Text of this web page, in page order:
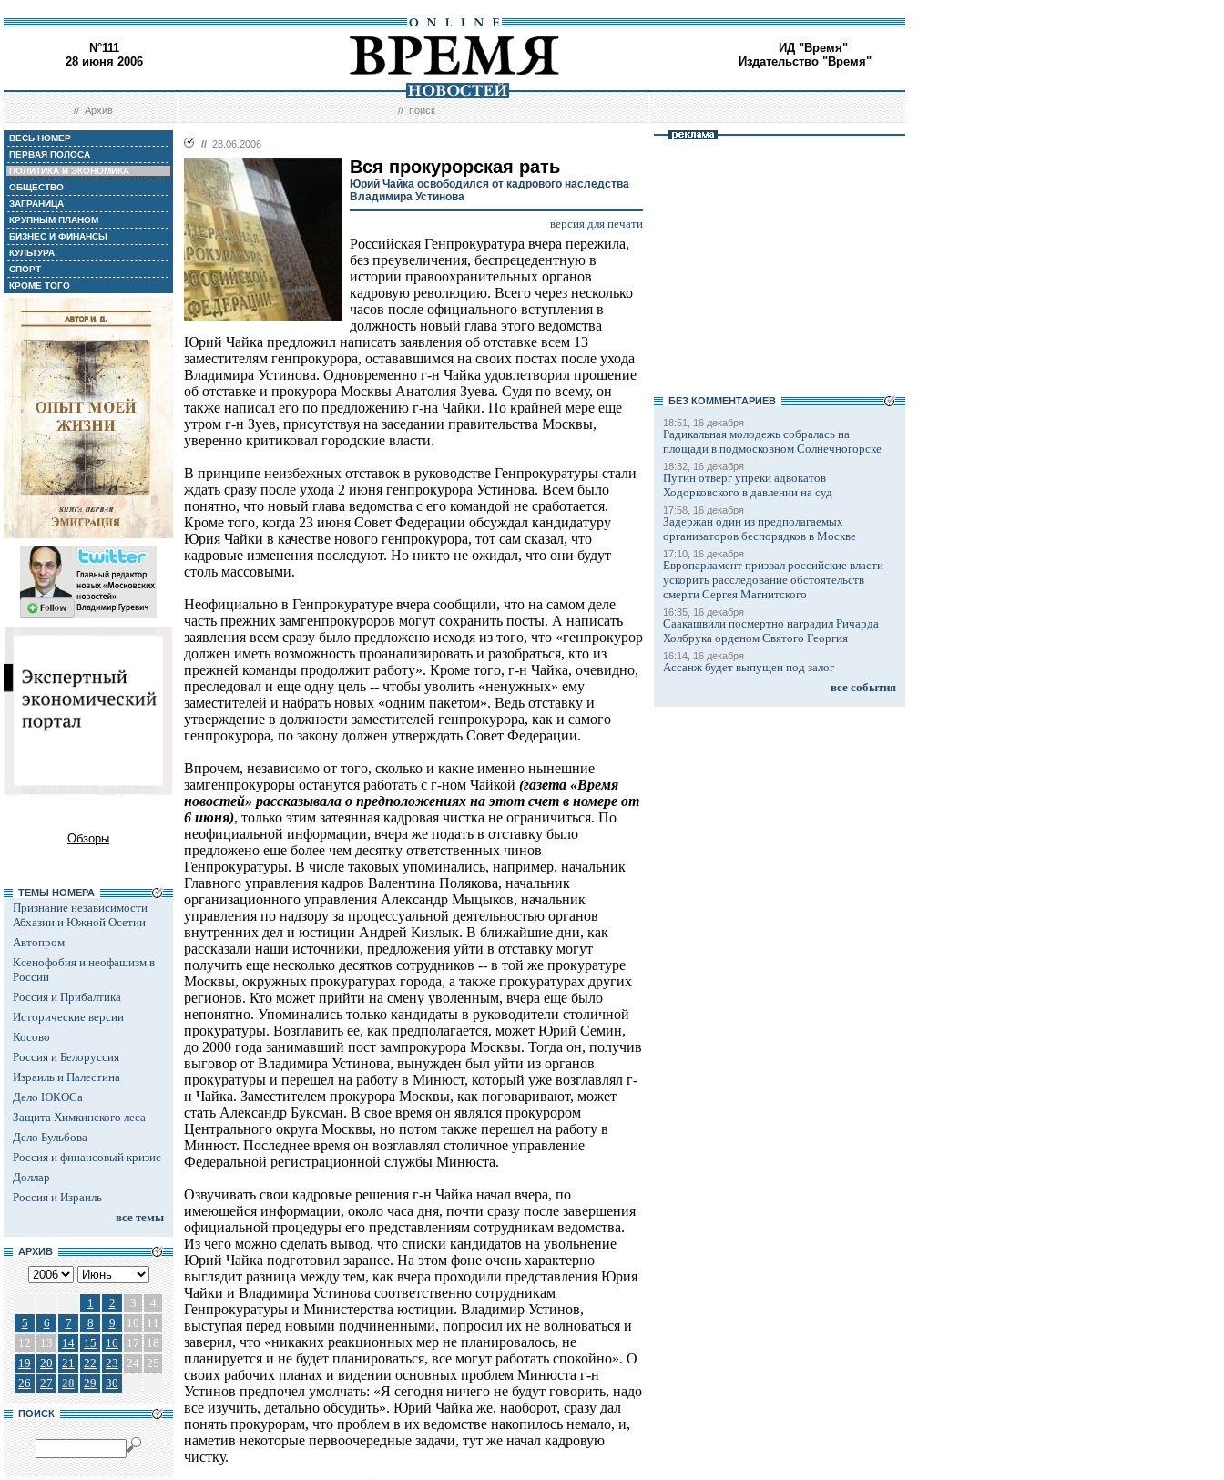
N°111
28 июня 2006
ИД "Время"
Издательство "Время"
//Архив //поиск
ВЕСЬ НОМЕР
ПЕРВАЯ ПОЛОСА
ПОЛИТИКА И ЭКОНОМИКА
ОБЩЕСТВО
ЗАГРАНИЦА
КРУПНЫМ ПЛАНОМ
БИЗНЕС И ФИНАНСЫ
КУЛЬТУРА
СПОРТ
КРОМЕ ТОГО
Обзоры
ТЕМЫ НОМЕРА
Признание независимости
Абхазии и Южной Осетии
Автопром
Ксенофобия и неофашизм в
России
Россия и Прибалтика
Исторические версии
Косово
Россия и Белоруссия
Израиль и Палестина
Дело ЮКОСа
Защита Химкинского леса
Дело Бульбова
Россия и финансовый кризис
Доллар
Россия и Израиль
все темы
АРХИВ
1 2 3
4
5
6 7 8 9 10
11
12
13 14 15 16 17
18
19
20 21 22 23 24 25
26
27 28 29 30
ПОИСК
// 28.06.2006
Вся прокурорская рать
Юрий Чайка освободился от кадрового наследства
Владимира Устинова
версия для печати
Российская Генпрокуратура вчера пережила,
без преувеличения, беспрецедентную в
истории правоохранительных органов
кадровую революцию. Всего через несколько
часов после официального вступления в
должность новый глава этого ведомства
Юрий Чайка предложил написать заявления об отставке всем 13
заместителям генпрокурора, остававшимся на своих постах после ухода
Владимира Устинова. Одновременно г-н Чайка удовлетворил прошение
об отставке и прокурора Москвы Анатолия Зуева. Судя по всему, он
также написал его по предложению г-на Чайки. По крайней мере еще
утром г-н Зуев, присутствуя на заседании правительства Москвы,
уверенно критиковал городские власти.
В принципе неизбежных отставок в руководстве Генпрокуратуры стали
ждать сразу после ухода 2 июня генпрокурора Устинова. Всем было
понятно, что новый глава ведомства с его командой не сработается.
Кроме того, когда 23 июня Совет Федерации обсуждал кандидатуру
Юрия Чайки в качестве нового генпрокурора, тот сам сказал, что
кадровые изменения последуют. Но никто не ожидал, что они будут
столь массовыми.
Неофициально в Генпрокуратуре вчера сообщили, что на самом деле
часть прежних замгенпрокуроров могут сохранить посты. А написать
заявления всем сразу было предложено исходя из того, что «генпрокурор
должен иметь возможность проанализировать и разобраться, кто из
прежней команды продолжит работу». Кроме того, г-н Чайка, очевидно,
преследовал и еще одну цель -- чтобы уволить «ненужных» ему
заместителей и набрать новых «одним пакетом». Ведь отставку и
утверждение в должности заместителей генпрокурора, как и самого
генпрокурора, по закону должен утверждать Совет Федерации.
Впрочем, независимо от того, сколько и какие именно нынешние
замгенпрокуроры останутся работать с г-ном Чайкой (газета «Время
новостей» рассказывала о предположениях на этот счет в номере от
6 июня), только этим затеянная кадровая чистка не ограничиться. По
неофициальной информации, вчера же подать в отставку было
предложено еще более чем десятку ответственных чинов
Генпрокуратуры. В числе таковых упоминались, например, начальник
Главного управления кадров Валентина Полякова, начальник
организационного управления Александр Мыцыков, начальник
управления по надзору за процессуальной деятельностью органов
внутренних дел и юстиции Андрей Кизлык. В ближайшие дни, как
рассказали наши источники, предложения уйти в отставку могут
получить еще несколько десятков сотрудников -- в той же прокуратуре
Москвы, окружных прокуратурах города, а также прокуратурах других
регионов. Кто может прийти на смену уволенным, вчера еще было
непонятно. Упоминались только кандидаты в руководители столичной
прокуратуры. Возглавить ее, как предполагается, может Юрий Семин,
до 2000 года занимавший пост зампрокурора Москвы. Тогда он, получив
выговор от Владимира Устинова, вынужден был уйти из органов
прокуратуры и перешел на работу в Минюст, который уже возглавлял г-
н Чайка. Заместителем прокурора Москвы, как поговаривают, может
стать Александр Буксман. В свое время он являлся прокурором
Центрального округа Москвы, но потом также перешел на работу в
Минюст. Последнее время он возглавлял столичное управление
Федеральной регистрационной службы Минюста.
Озвучивать свои кадровые решения г-н Чайка начал вчера, по
имеющейся информации, около часа дня, почти сразу после завершения
официальной процедуры его представлениям сотрудникам ведомства.
Из чего можно сделать вывод, что списки кандидатов на увольнение
Юрий Чайка подготовил заранее. На этом фоне очень характерно
выглядит разница между тем, как вчера проходили представления Юрия
Чайки и Владимира Устинова соответственно сотрудникам
Генпрокуратуры и Министерства юстиции. Владимир Устинов,
выступая перед новыми подчиненными, попросил их не волноваться и
заверил, что «никаких реакционных мер не планировалось, не
планируется и не будет планироваться, все могут работать спокойно». О
своих рабочих планах и видении основных проблем Минюста г-н
Устинов предпочел умолчать: «Я сегодня ничего не будут говорить, надо
все изучить, детально обсудить». Юрий Чайка же, наоборот, сразу дал
понять прокурорам, что проблем в их ведомстве накопилось немало, и,
наметив некоторые первоочередные задачи, тут же начал кадровую
чистку.
БЕЗ КОМMЕНТАРИЕВ
18:51, 16 декабря
Радикальная молодежь собралась на
площади в подмосковном Солнечногорске
18:32, 16 декабря
Путин отверг упреки адвокатов
Ходорковского в давлении на суд
17:58, 16 декабря
Задержан один из предполагаемых
организаторов беспорядков в Москве
17:10, 16 декабря
Европарламент призвал российские власти
ускорить расследование обстоятельств
смерти Сергея Магнитского
16:35, 16 декабря
Саакашвили посмертно наградил Ричарда
Холбрука орденом Святого Георгия
16:14, 16 декабря
Ассанж будет выпущен под залог
все события